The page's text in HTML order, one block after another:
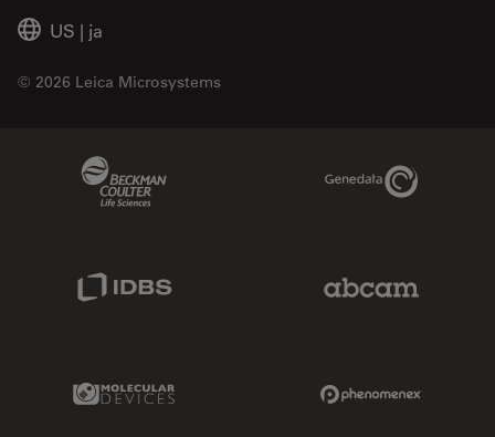
US | ja
© 2026 Leica Microsystems
Genedata Link
Molecular Devices Link